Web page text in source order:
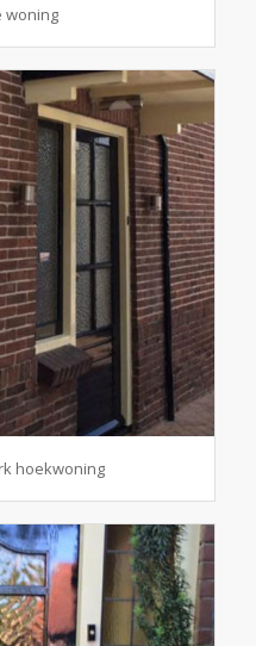
woning
hoekwoning